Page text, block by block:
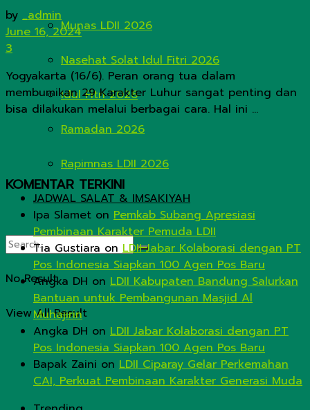
Munas LDII 2026
Nasehat Solat Idul Fitri 2026
Idul Fitri 2026
Ramadan 2026
Rapimnas LDII 2026
JADWAL SALAT & IMSAKIYAH
No Result
View All Result
by _admin
June 16, 2024
3
Yogyakarta (16/6). Peran orang tua dalam
membumikan 29 Karakter Luhur sangat penting dan
bisa dilakukan melalui berbagai cara. Hal ini ...
KOMENTAR TERKINI
Ipa Slamet on Pemkab Subang Apresiasi
Pembinaan Karakter Pemuda LDII
Tia Gustiara on LDII Jabar Kolaborasi dengan PT
Pos Indonesia Siapkan 100 Agen Pos Baru
Angka DH on LDII Kabupaten Bandung Salurkan
Bantuan untuk Pembangunan Masjid Al
Muhajirin
Angka DH on LDII Jabar Kolaborasi dengan PT
Pos Indonesia Siapkan 100 Agen Pos Baru
Bapak Zaini on LDII Ciparay Gelar Perkemahan
CAI, Perkuat Pembinaan Karakter Generasi Muda